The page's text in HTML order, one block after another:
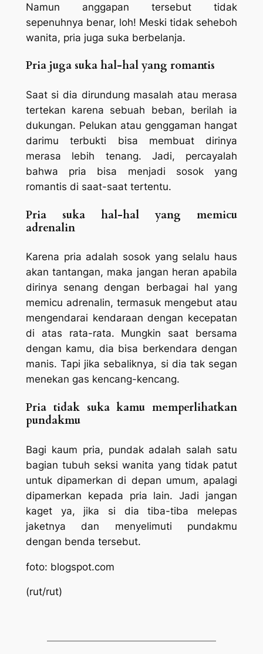
Namun anggapan tersebut tidak
sepenuhnya benar, loh! Meski tidak seheboh
wanita, pria juga suka berbelanja.
Pria juga suka hal-hal yang romantis
Saat si dia dirundung masalah atau merasa
tertekan karena sebuah beban, berilah ia
dukungan. Pelukan atau genggaman hangat
darimu terbukti bisa membuat dirinya
merasa lebih tenang. Jadi, percayalah
bahwa pria bisa menjadi sosok yang
romantis di saat-saat tertentu.
Pria suka hal-hal yang memicu
adrenalin
Karena pria adalah sosok yang selalu haus
akan tantangan, maka jangan heran apabila
dirinya senang dengan berbagai hal yang
memicu adrenalin, termasuk mengebut atau
mengendarai kendaraan dengan kecepatan
di atas rata-rata. Mungkin saat bersama
dengan kamu, dia bisa berkendara dengan
manis. Tapi jika sebaliknya, si dia tak segan
menekan gas kencang-kencang.
Pria tidak suka kamu memperlihatkan
pundakmu
Bagi kaum pria, pundak adalah salah satu
bagian tubuh seksi wanita yang tidak patut
untuk dipamerkan di depan umum, apalagi
dipamerkan kepada pria lain. Jadi jangan
kaget ya, jika si dia tiba-tiba melepas
jaketnya dan menyelimuti pundakmu
dengan benda tersebut.
foto: blogspot.com
(rut/rut)